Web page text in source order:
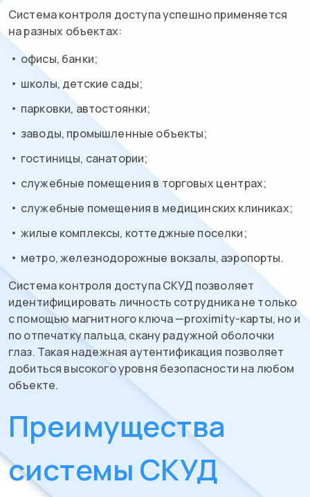
Система контроля доступа успешно применяется
на разных объектах:
офисы, банки;
школы, детские сады;
парковки, автостоянки;
заводы, промышленные объекты;
гостиницы, санатории;
служебные помещения в торговых центрах;
служебные помещения в медицинских клиниках;
жилые комплексы, коттеджные поселки;
метро, железнодорожные вокзалы, аэропорты.
Система контроля доступа СКУД позволяет
идентифицировать личность сотрудника не только
с помощью магнитного ключа —proximity-карты, но и
по отпечатку пальца, скану радужной оболочки
глаз. Такая надежная аутентификация позволяет
добиться высокого уровня безопасности на любом
объекте.
Преимущества
системы СКУД